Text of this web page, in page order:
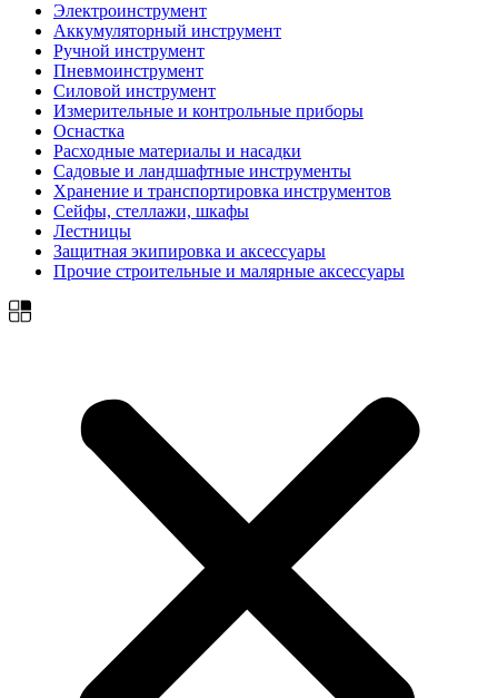
Электроинструмент
Аккумуляторный инструмент
Ручной инструмент
Пневмоинструмент
Силовой инструмент
Измерительные и контрольные приборы
Оснастка
Расходные материалы и насадки
Садовые и ландшафтные инструменты
Хранение и транспортировка инструментов
Сейфы, стеллажи, шкафы
Лестницы
Защитная экипировка и аксессуары
Прочие строительные и малярные аксессуары